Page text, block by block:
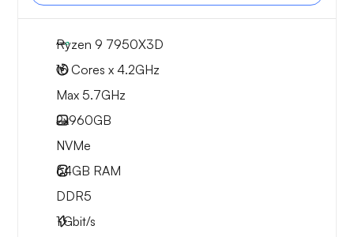
Ryzen 9 7950X3D
16 Cores x 4.2GHz
Max 5.7GHz
2x960GB
NVMe
64GB RAM
DDR5
1Gbit/s